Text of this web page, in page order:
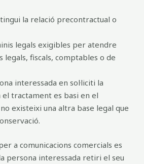
la relació precontractual o
legals exigibles per atendre
legals, fiscals, comptables o de
interessada en sol·liciti la
el tractament es basi en el
existeixi una altra base legal que
a comunicacions comercials es
persona interessada retiri el seu